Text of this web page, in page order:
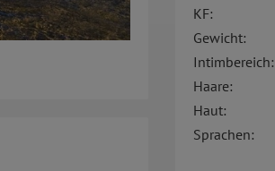
KF:
Gewicht:
Intimbereich:
Haare:
Haut:
Sprachen: